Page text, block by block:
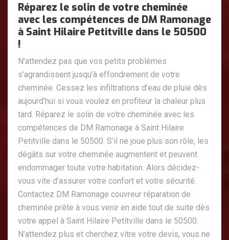
Réparez le solin de votre cheminée
avec les compétences de DM Ramonage
à Saint Hilaire Petitville dans le 50500
!
N’attendez pas que vos petits problèmes
s’agrandissent jusqu’à effondrement de votre
cheminée. Cessez les infiltrations d’eau de pluie dès
aujourd’hui si vous voulez en profiteur la chaleur plus
tard. Réparez le solin de votre cheminée avec les
compétences de DM Ramonage à Saint Hilaire
Petitville dans le 50500. S’il ne joue plus son rôle, les
dégâts sur votre cheminée augmentent et peuvent
endommager toute votre habitation. Alors décidez-
vous vite d’assurer votre confort et votre sécurité.
Contactez DM Ramonage couvreur réparation de
cheminée prête à vous venir en aide tout de suite dès
votre appel à Saint Hilaire Petitville dans le 50500.
N’attendez plus et cherchez vitre votre devis, vous ne